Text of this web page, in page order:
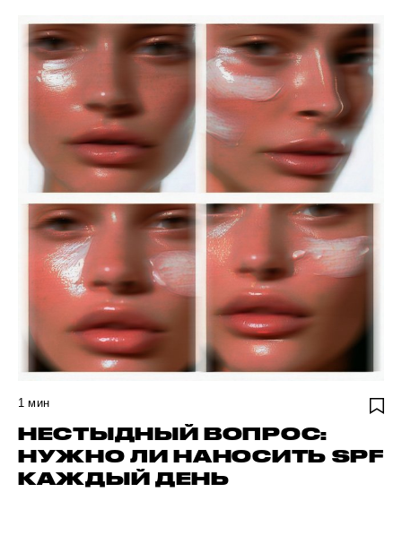
1 мин
НЕСТЫДНЫЙ ВОПРОС:
НУЖНО ЛИ НАНОСИТЬ SPF
КАЖДЫЙ ДЕНЬ